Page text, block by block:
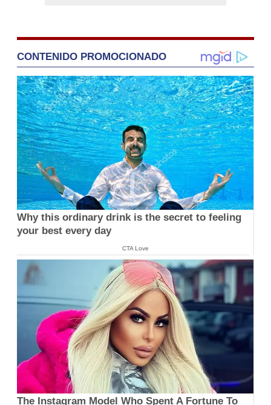
CONTENIDO PROMOCIONADO
Why this ordinary drink is the secret to feeling
your best every day
CTA Love
The Instagram Model Who Spent A Fortune To